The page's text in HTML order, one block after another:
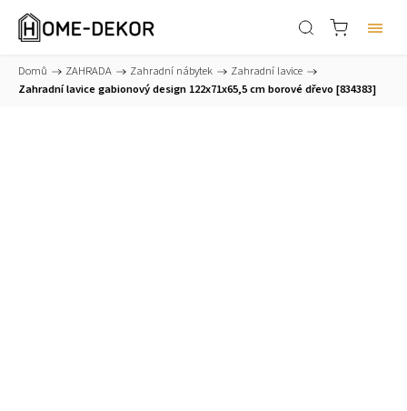
Domů / ZAHRADA / Zahradní nábytek / Zahradní lavice /
Zahradní lavice gabionový design 122x71x65,5 cm borové dřevo [834383]